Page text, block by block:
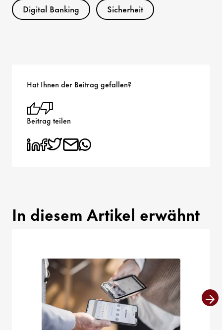
Digital Banking Sicherheit
Hat Ihnen der Beitrag gefallen?
Beitrag teilen
In diesem Artikel erwähnt